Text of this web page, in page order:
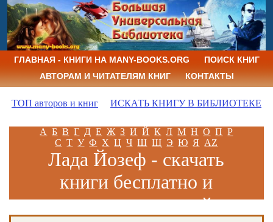
ГЛАВНАЯ - КНИГИ НА MANY-BOOKS.ORG
ПОИСК КНИГ
АВТОРАМ И ЧИТАТЕЛЯМ КНИГ
КОНТАКТЫ
ТОП авторов и книг ИСКАТЬ КНИГУ В БИБЛИОТЕКЕ
А Б В Г Д Е Ж З И Й К Л М Н О П Р
С Т У Ф Х Ц Ч Ш Щ Э Ю Я AZ
Лада Йозеф - скачать
книги бесплатно и
читать книги онлайн